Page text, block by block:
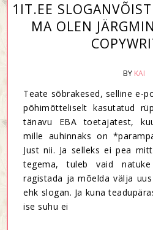
1IT.EE
MA OLEN
BY KAI
Teate sõbrakesed, selline e-
põhimõtteliselt kasutatud
tänavu EBA toetajatest,
mille auhinnaks on
Just nii. Ja selleks ei pea
tegema, tuleb vaid
ragistada ja mõelda välja
ehk slogan. Ja kuna
ise suhu ei